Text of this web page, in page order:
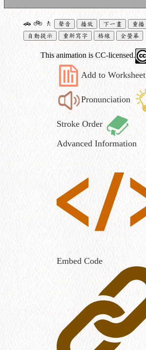
🚗 🚲 🚶 聲音 播放 下一畫 重播
自動提示
重新寫字 格線 全螢幕
This animation is CC-licensed.
Add to Worksheet
Pronunciation
Stroke Order
Advanced Information
Embed Code